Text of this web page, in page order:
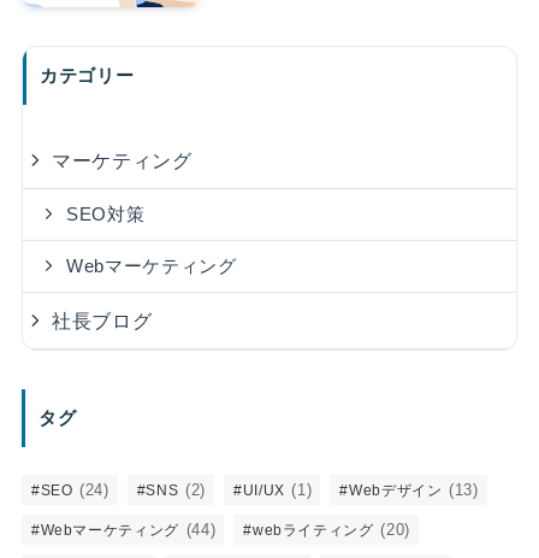
カテゴリー
マーケティング
SEO対策
Webマーケティング
社長ブログ
タグ
#SEO (24) #SNS (2) #UI/UX (1) #Webデザイン (13)
#Webマーケティング (44) #webライティング (20)